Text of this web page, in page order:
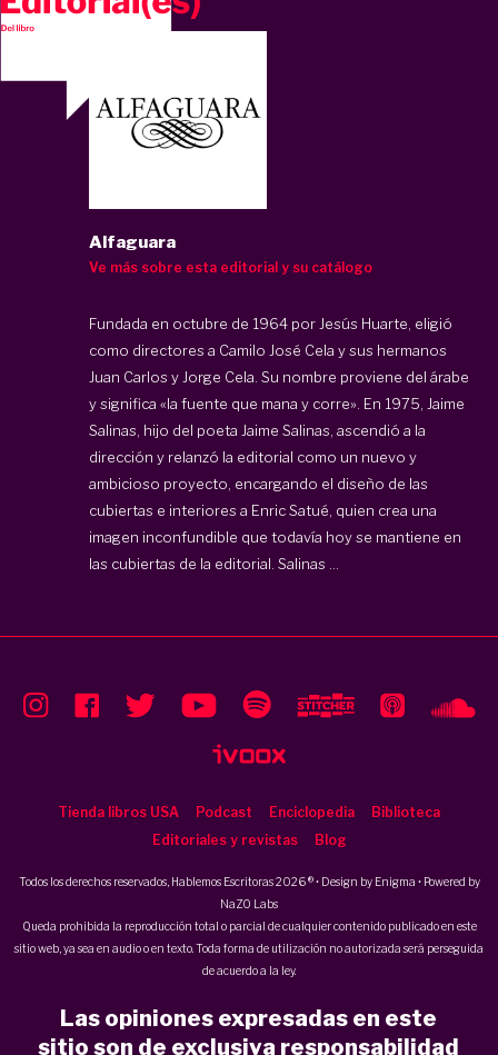
Alfaguara
Ve más sobre esta editorial y su catálogo
Fundada en octubre de 1964 por Jesús Huarte, eligió
como directores a Camilo José Cela y sus hermanos
Juan Carlos y Jorge Cela. Su nombre proviene del árabe
y significa «la fuente que mana y corre». En 1975, Jaime
Salinas, hijo del poeta Jaime Salinas, ascendió a la
dirección y relanzó la editorial como un nuevo y
ambicioso proyecto, encargando el diseño de las
cubiertas e interiores a Enric Satué, quien crea una
imagen inconfundible que todavía hoy se mantiene en
las cubiertas de la editorial. Salinas ...
Tienda libros USA Podcast Enciclopedia
Biblioteca
Editoriales y revistas
Blog
Todos los derechos reservados, Hablemos Escritoras 2026 ® • Design by Enigma • Powered by
NaZO Labs
Queda prohibida la reproducción total o parcial de cualquier contenido publicado en este
sitio web, ya sea en audio o en texto. Toda forma de utilización no autorizada será perseguida
de acuerdo a la ley.
Las opiniones expresadas en este
sitio son de exclusiva responsabilidad